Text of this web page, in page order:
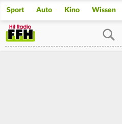
Sport Auto Kino Wissen